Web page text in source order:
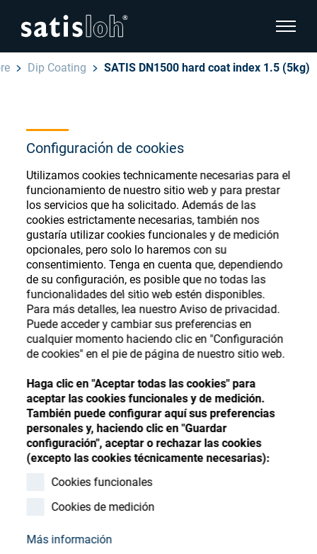
Configuración de cookies
Utilizamos cookies technicamente necesarias para el
funcionamiento de nuestro sitio web y para prestar
los servicios que ha solicitado. Además de las
cookies estrictamente necesarias, también nos
gustaría utilizar cookies funcionales y de medición
opcionales, pero solo lo haremos con su
consentimiento. Tenga en cuenta que, dependiendo
de su configuración, es posible que no todas las
funcionalidades del sitio web estén disponibles.
Para más detalles, lea nuestro Aviso de privacidad.
Puede acceder y cambiar sus preferencias en
cualquier momento haciendo clic en "Configuración
de cookies" en el pie de página de nuestro sitio web.
Haga clic en "Aceptar todas las cookies" para
aceptar las cookies funcionales y de medición.
También puede configurar aquí sus preferencias
personales y, haciendo clic en "Guardar
configuración", aceptar o rechazar las cookies
(excepto las cookies técnicamente necesarias):
Cookies funcionales
Cookies de medición
Más información
show
Oftálmica
Óptica de Precisión
Quiénes Somos
Carrera
Recursos
Contacto
Store
hide page navigation
English
汉语
Français
Dip Coating SATIS DN1500 hard coat index 1.5 (5kg)
Ophthalmic Consumables
Store
Register or Sign-in to access your accounts
and explore our wide range of ophthalmic
consumables
Register Sign-In